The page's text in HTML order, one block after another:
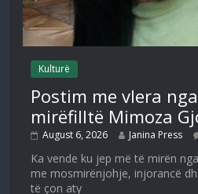
Kulturë
Postim me vlera
mirëfilltë Mimoza
August 6, 2026 Janina Press
Ka vende ku jep më të mirën
me mosmirënjohje, injorancë
të çon aty